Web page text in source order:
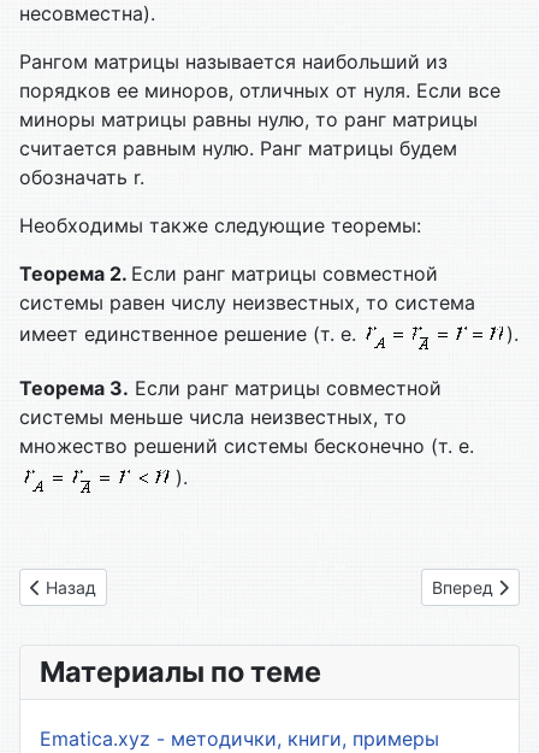
несовместна).
Рангом матрицы называется наибольший из
порядков ее миноров, отличных от нуля. Если все
миноры матрицы равны нулю, то ранг матрицы
считается равным нулю. Ранг матрицы будем
обозначать r.
Необходимы также следующие теоремы:
Теорема 2. Если ранг матрицы совместной
системы равен числу неизвестных, то система
имеет единственное решение (т. е.
).
Теорема 3. Если ранг матрицы совместной
системы меньше числа неизвестных, то
множество решений системы бесконечно (т. е.
).
Предыдущий: 5. Степенная функция
Назад Следующий:
Вперед
Материалы по теме
Ematica.xyz - методички, книги, примеры